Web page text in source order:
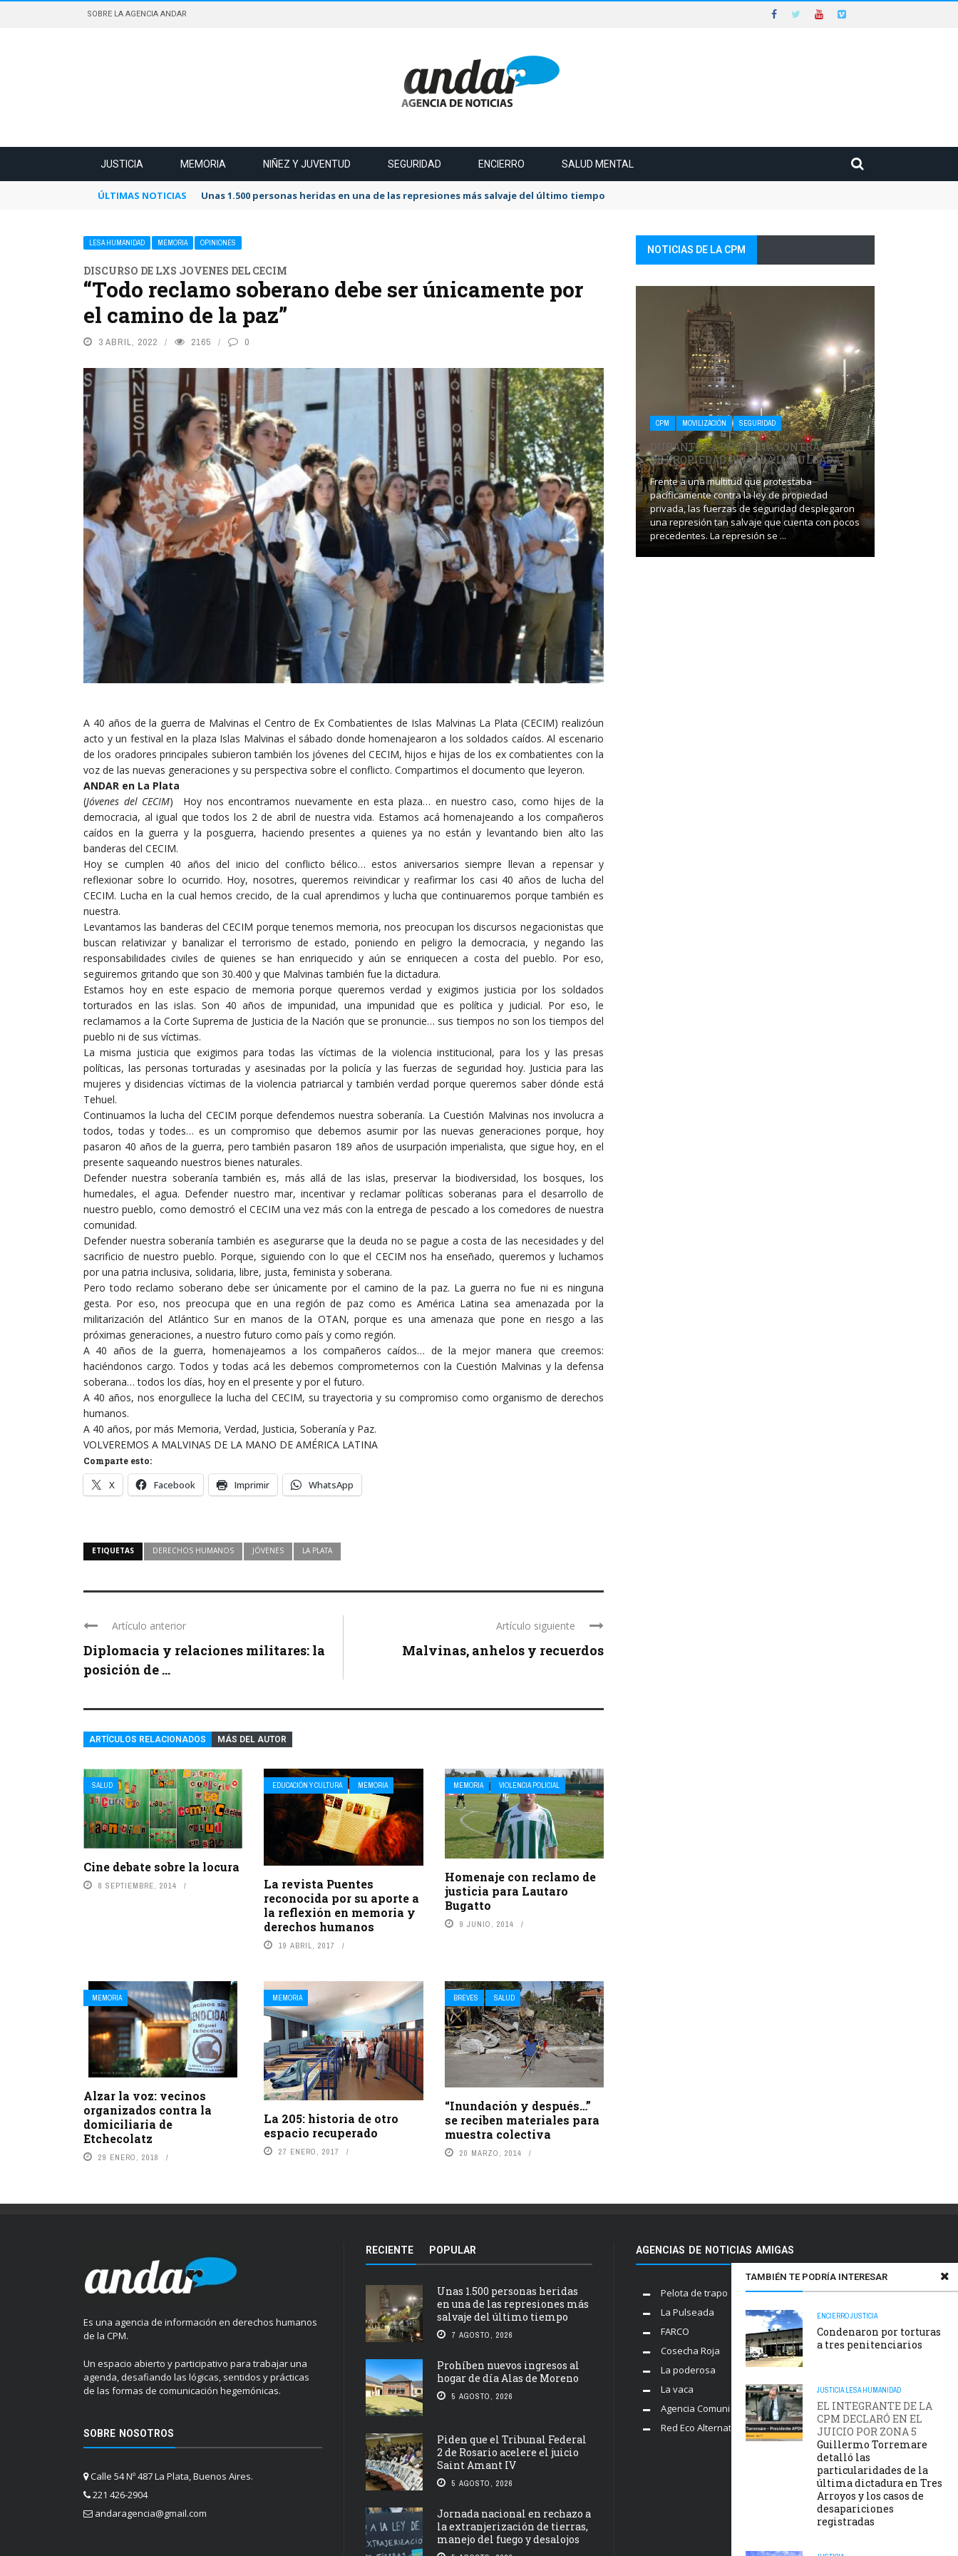
SOBRE LA AGENCIA ANDAR
JUSTICIA MEMORIA NIÑEZ Y JUVENTUD SEGURIDAD ENCIERRO SALUD MENTAL
ÚLTIMAS NOTICIAS Unas 1.500 personas heridas en una de las represiones más salvaje del último tiempo
LESA HUMANIDAD MEMORIA OPINIONES
DISCURSO DE LXS JOVENES DEL CECIM
“Todo reclamo soberano debe ser únicamente por
el camino de la paz”
3 ABRIL, 2022 2165 0
A 40 años de la guerra de Malvinas el Centro de Ex Combatientes de Islas Malvinas La Plata (CECIM) realizóun
acto y un festival en la plaza Islas Malvinas el sábado donde homenajearon a los soldados caídos. Al escenario
de los oradores principales subieron también los jóvenes del CECIM, hijos e hijas de los ex combatientes con la
voz de las nuevas generaciones y su perspectiva sobre el conflicto. Compartimos el documento que leyeron.
ANDAR en La Plata
(Jóvenes del CECIM) Hoy nos encontramos nuevamente en esta plaza… en nuestro caso, como hijes de la
democracia, al igual que todos los 2 de abril de nuestra vida. Estamos acá homenajeando a los compañeros
caídos en la guerra y la posguerra, haciendo presentes a quienes ya no están y levantando bien alto las
banderas del CECIM.
Hoy se cumplen 40 años del inicio del conflicto bélico… estos aniversarios siempre llevan a repensar y
reflexionar sobre lo ocurrido. Hoy, nosotres, queremos reivindicar y reafirmar los casi 40 años de lucha del
CECIM. Lucha en la cual hemos crecido, de la cual aprendimos y lucha que continuaremos porque también es
nuestra.
Levantamos las banderas del CECIM porque tenemos memoria, nos preocupan los discursos negacionistas que
buscan relativizar y banalizar el terrorismo de estado, poniendo en peligro la democracia, y negando las
responsabilidades civiles de quienes se han enriquecido y aún se enriquecen a costa del pueblo. Por eso,
seguiremos gritando que son 30.400 y que Malvinas también fue la dictadura.
Estamos hoy en este espacio de memoria porque queremos verdad y exigimos justicia por los soldados
torturados en las islas. Son 40 años de impunidad, una impunidad que es política y judicial. Por eso, le
reclamamos a la Corte Suprema de Justicia de la Nación que se pronuncie… sus tiempos no son los tiempos del
pueblo ni de sus víctimas.
La misma justicia que exigimos para todas las víctimas de la violencia institucional, para los y las presas
políticas, las personas torturadas y asesinadas por la policía y las fuerzas de seguridad hoy. Justicia para las
mujeres y disidencias víctimas de la violencia patriarcal y también verdad porque queremos saber dónde está
Tehuel.
Continuamos la lucha del CECIM porque defendemos nuestra soberanía. La Cuestión Malvinas nos involucra a
todos, todas y todes… es un compromiso que debemos asumir por las nuevas generaciones porque, hoy
pasaron 40 años de la guerra, pero también pasaron 189 años de usurpación imperialista, que sigue hoy, en el
presente saqueando nuestros bienes naturales.
Defender nuestra soberanía también es, más allá de las islas, preservar la biodiversidad, los bosques, los
humedales, el agua. Defender nuestro mar, incentivar y reclamar políticas soberanas para el desarrollo de
nuestro pueblo, como demostró el CECIM una vez más con la entrega de pescado a los comedores de nuestra
comunidad.
Defender nuestra soberanía también es asegurarse que la deuda no se pague a costa de las necesidades y del
sacrificio de nuestro pueblo. Porque, siguiendo con lo que el CECIM nos ha enseñado, queremos y luchamos
por una patria inclusiva, solidaria, libre, justa, feminista y soberana.
Pero todo reclamo soberano debe ser únicamente por el camino de la paz. La guerra no fue ni es ninguna
gesta. Por eso, nos preocupa que en una región de paz como es América Latina sea amenazada por la
militarización del Atlántico Sur en manos de la OTAN, porque es una amenaza que pone en riesgo a las
próximas generaciones, a nuestro futuro como país y como región.
A 40 años de la guerra, homenajeamos a los compañeros caídos… de la mejor manera que creemos:
haciéndonos cargo. Todos y todas acá les debemos comprometernos con la Cuestión Malvinas y la defensa
soberana… todos los días, hoy en el presente y por el futuro.
A 40 años, nos enorgullece la lucha del CECIM, su trayectoria y su compromiso como organismo de derechos
humanos.
A 40 años, por más Memoria, Verdad, Justicia, Soberanía y Paz.
VOLVEREMOS A MALVINAS DE LA MANO DE AMÉRICA LATINA
Comparte esto:
X Facebook Imprimir WhatsApp
ETIQUETAS DERECHOS HUMANOS JÓVENES LA PLATA
Artículo anterior
Diplomacia y relaciones militares: la
posición de ...
Artículo siguiente
Malvinas, anhelos y recuerdos
ARTÍCULOS RELACIONADOS MÁS DEL AUTOR
SALUD
Cine debate sobre la locura
8 SEPTIEMBRE, 2014
EDUCACIÓN Y CULTURA MEMORIA
La revista Puentes
reconocida por su aporte a
la reflexión en memoria y
derechos humanos
19 ABRIL, 2017
MEMORIA VIOLENCIA POLICIAL
Homenaje con reclamo de
justicia para Lautaro
Bugatto
9 JUNIO, 2014
MEMORIA
Alzar la voz: vecinos
organizados contra la
domiciliaria de
Etchecolatz
29 ENERO, 2018
MEMORIA
La 205: historia de otro
espacio recuperado
27 ENERO, 2017
BREVES SALUD
“Inundación y después…”
se reciben materiales para
muestra colectiva
20 MARZO, 2014
TAMBIÉN TE PODRÍA INTERESAR
ENCIERROJUSTICIA
Condenaron por torturas
a tres penitenciarios
JUSTICIA LESA HUMANIDAD
EL INTEGRANTE DE LA
CPM DECLARÓ EN EL
JUICIO POR ZONA 5
Guillermo Torremare
detalló las
particularidades de la
última dictadura en Tres
Arroyos y los casos de
desapariciones
registradas
NOTICIAS DE LA CPM
CPM MEMORIA
DÉCIMA CONFERENCIA
MEMORIA Y DEMOCRACIA: SE
DESARROLLA LA CONFERENCIA
ANUAL ...
Entre el 28 de julio y el 1 de agosto de 2026 en la
Universidad Torcuato Di Tella se desarrolla el
10º Congreso Anual de la Memory Studies
Association que ...
CPM MOVILIZACIÓN SEGURIDAD
DURANTE LA PROTESTA CONTRA LA LEY
DE PROPIEDAD PRIVADA IMPULSADA ...
Frente a una multitud que protestaba
pacíficamente contra la ley de propiedad
privada, las fuerzas de seguridad desplegaron
una represión tan salvaje que cuenta con pocos
precedentes. La represión se ...
Es una agencia de información en derechos humanos
de la CPM.
Un espacio abierto y participativo para trabajar una
agenda, desafiando las lógicas, sentidos y prácticas
de las formas de comunicación hegemónicas.
SOBRE NOSOTROS
Calle 54 Nº 487 La Plata, Buenos Aires.
221 426-2904
andaragencia@gmail.com
RECIENTE POPULAR
Unas 1.500 personas heridas
en una de las represiones más
salvaje del último tiempo
7 AGOSTO, 2026
Prohíben nuevos ingresos al
hogar de día Alas de Moreno
5 AGOSTO, 2026
Piden que el Tribunal Federal
2 de Rosario acelere el juicio
Saint Amant IV
5 AGOSTO, 2026
Jornada nacional en rechazo a
la extranjerización de tierras,
manejo del fuego y desalojos
AGENCIAS DE NOTICIAS AMIGAS
Pelota de trapo
La Pulseada
FARCO
Cosecha Roja
La poderosa
La vaca
Agencia Comunica
Red Eco Alternativo